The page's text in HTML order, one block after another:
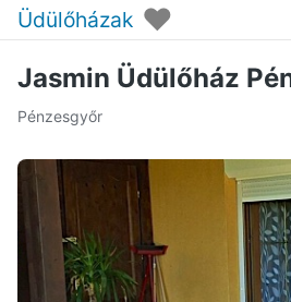
Üdülőházak ♥
Jasmin Üdülőház
Pénzesgyőr